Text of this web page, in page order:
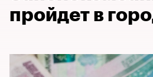
пройдет в